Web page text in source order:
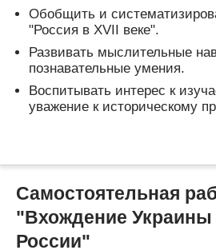
Обобщить и
"Россия в XVII веке".
Развивать мыслительные
познавательные умения.
Воспитывать интерес к
уважение к историческому
Самостоятельная
"Вхождение Украины
России"